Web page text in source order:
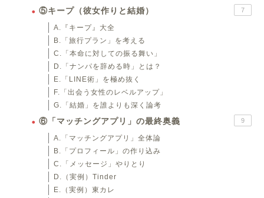
⑤キープ（彼女作りと結婚） 7
A.『キープ』大全
B.「旅行プラン」を考える
C.「本命に対しての振る舞い」
D.「ナンパを辞める時」とは？
E.「LINE術」を極め抜く
F.「出会う女性のレベルアップ」
G.「結婚」を誰よりも深く論考
⑥「マッチングアプリ」の最終奥義 9
A.「マッチングアプリ」全体論
B.「プロフィール」の作り込み
C.「メッセージ」やりとり
D.（実例）Tinder
E.（実例）東カレ